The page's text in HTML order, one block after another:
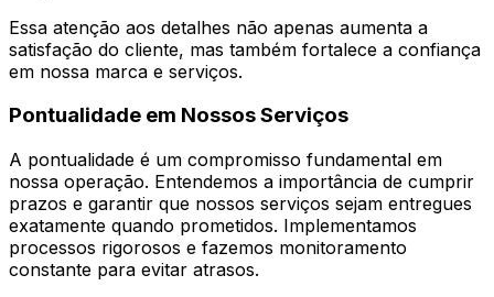
Essa atenção aos detalhes não apenas aumenta a
satisfação do cliente, mas também fortalece a confiança
em nossa marca e serviços.
Pontualidade em Nossos Serviços
A pontualidade é um compromisso fundamental em
nossa operação. Entendemos a importância de cumprir
prazos e garantir que nossos serviços sejam entregues
exatamente quando prometidos. Implementamos
processos rigorosos e fazemos monitoramento
constante para evitar atrasos.